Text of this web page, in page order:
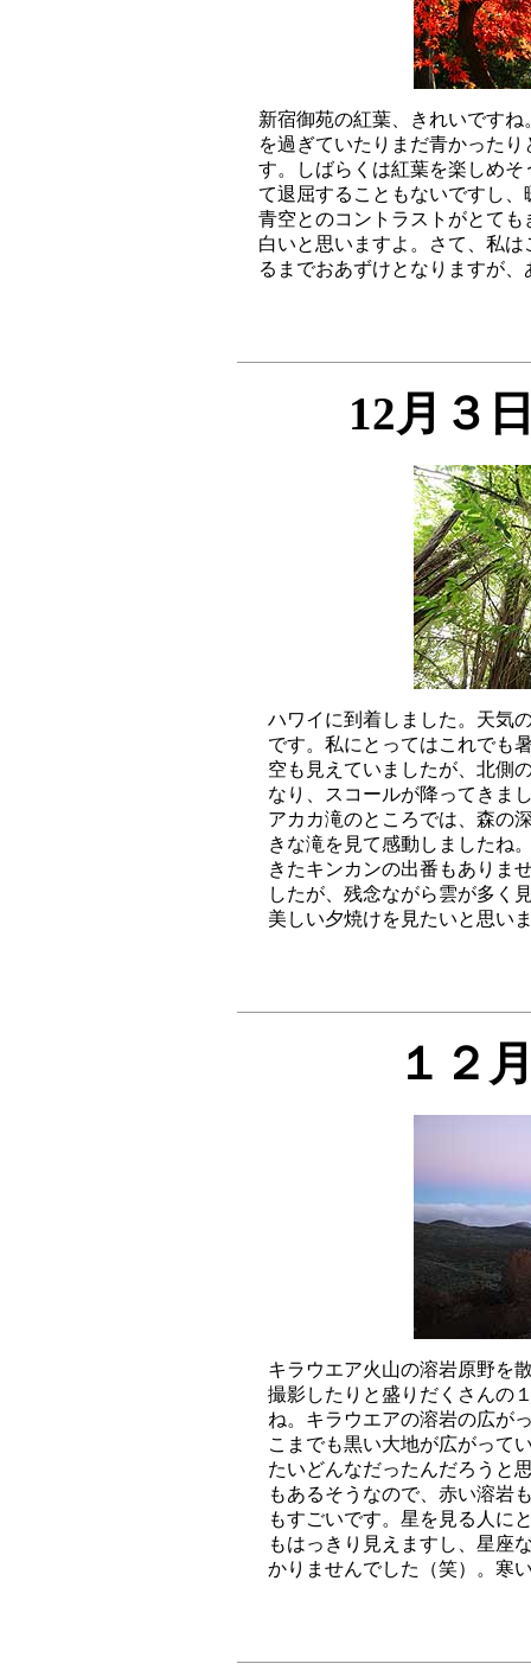
新宿御苑の紅葉、きれいです
を過ぎていたりまだ青かった
す。しばらくは紅葉を楽しめ
て退屈することもないですし
青空とのコントラストがとて
白いと思いますよ。さて、私
12月３
ハワイに到着しました。天気
です。私にとってはこれでも
空も見えていましたが、北側
なり、スコールが降ってきま
アカカ滝のところでは、森の
きな滝を見て感動しましたね
きたキンカンの出番もありま
したが、残念ながら雲が多く
１２
キラウエア火山の溶岩原野を
撮影したりと盛りだくさんの
ね。キラウエアの溶岩の広が
こまでも黒い大地が広がって
たいどんなだったんだろうと
もあるそうなので、赤い溶岩
もすごいです。星を見る人に
もはっきり見えますし、星座